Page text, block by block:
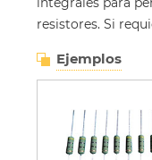
resistores. Si
Ejemplos